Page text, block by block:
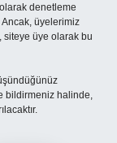
denetleme
Ancak, üyelerimiz
siteye üye olarak bu
bildirmeniz halinde,